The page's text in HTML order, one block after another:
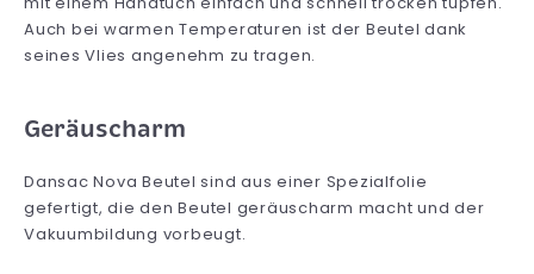
Auch bei warmen Temperaturen ist der Beutel dank
seines Vlies angenehm zu tragen.
Geräuscharm
Dansac Nova Beutel sind aus einer Spezialfolie
gefertigt, die den Beutel geräuscharm macht und der
Vakuumbildung vorbeugt.